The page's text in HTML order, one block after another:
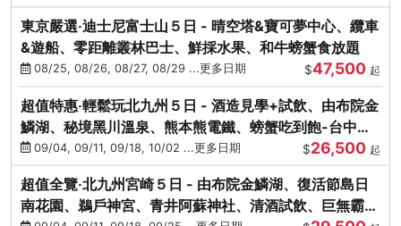
東京嚴選‧迪士尼富士山５日 - 晴空塔&寶可夢中心、纜車
&遊船、零距離叢林巴士、鮮採水果、和牛螃蟹食放題
08/25, 08/26, 08/27, 08/29 ...更多日期 $47,500 起
超值特惠‧輕鬆玩北九州５日 - 酒造見學+試飲、由布院金
鱗湖、秘境黑川溫泉、熊本熊電鐵、螃蟹吃到飽-台中出
發09/04, 09/11, 09/18, 10/02 ...更多日期 $26,500 起
超值全覽‧北九州宮崎５日 - 由布院金鱗湖、復活節島日
南花園、鵜戶神宮、青井阿蘇神社、清酒試飲、巨無霸熊